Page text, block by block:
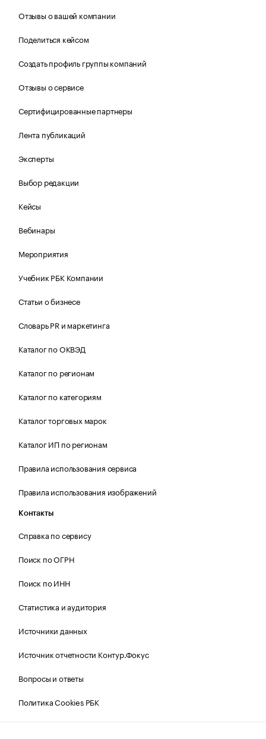
Отзывы о вашей компании
Поделиться кейсом
Создать профиль группы компаний
Отзывы о сервисе
Сертифицированные партнеры
Лента публикаций
Эксперты
Выбор редакции
Кейсы
Вебинары
Мероприятия
Учебник РБК Компании
Статьи о бизнесе
Словарь PR и маркетинга
Каталог по ОКВЭД
Каталог по регионам
Каталог по категориям
Каталог торговых марок
Каталог ИП по регионам
Правила использования сервиса
Правила использования изображений
Контакты
Справка по сервису
Поиск по ОГРН
Поиск по ИНН
Статистика и аудитория
Источники данных
Источник отчетности Контур.Фокус
Вопросы и ответы
Политика Cookies РБК